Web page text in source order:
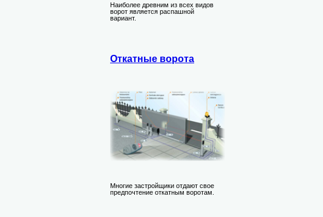
Наиболее древним из всех видов
ворот является распашной
вариант.
Откатные ворота
Многие застройщики отдают свое
предпочтение откатным воротам.